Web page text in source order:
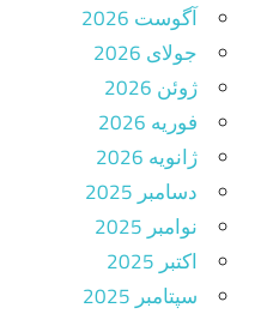
آگوست 2026
جولای 2026
ژوئن 2026
فوریه 2026
ژانویه 2026
دسامبر 2025
نوامبر 2025
اکتبر 2025
سپتامبر 2025